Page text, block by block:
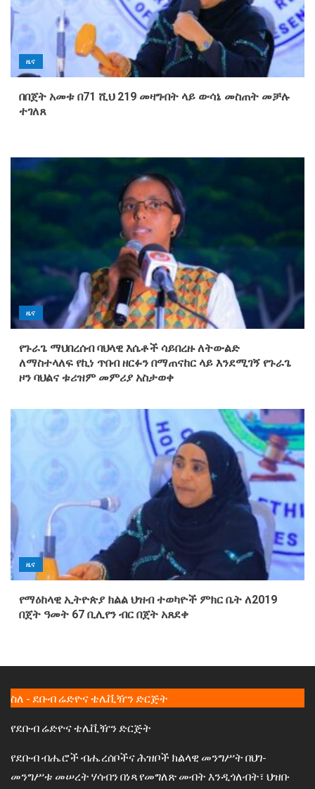
ዜና
በበጀት አመቱ በ71 ሺህ 219 መዛግብት ላይ ውሳኔ መስጠት መቻሉ
ተገለጸ
ዜና
የጉራጌ ማህበረሰብ ባህላዊ እሴቶች ሳይበረዙ ለትውልድ
ለማስተላለፍ የኪነ ጥበብ ዘርፉን በማጠናከር ላይ እንደሚገኝ የጉራጌ
ዞን ባህልና ቱሪዝም መምሪያ አስታወቀ
ዜና
የማዕከላዊ ኢትዮጵያ ክልል ህዝብ ተወካዮች ምክር ቤት ለ2019
በጀት ዓመት 67 ቢሊየን ብር በጀት አጸደቀ
ስለ - ደቡብ ሬድዮና ቴሌቪዥን ድርጅት
የደቡብ ሬድዮና ቴሌቪዥን ድርጅት
የደቡብ ብሔሮች ብሔረሰቦችና ሕዝቦች ክልላዊ መንግሥት በህገ-
መንግሥቱ መሠረት ሃሳብን በነጻ የመግለጽ መብት እንዲጎለብት፣ ህዝቡ